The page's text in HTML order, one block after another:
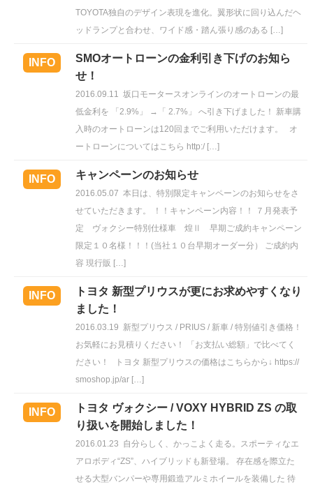
TOYOTA独自のデザイン表現を進化。翼形状に回り込んだヘ
ッドランプと合わせ、ワイド感・踏ん張り感のある […]
INFO
SMOオートローンの金利引き下げのお知ら
せ！
2016.09.11 坂口モータースオンラインのオートローンの最
低金利を 「2.9%」 →「 2.7%」 へ引き下げました！ 新車購
入時のオートローンは120回までご利用いただけます。 オ
ートローンについてはこちら http:/ […]
INFO キャンペーンのお知らせ
2016.05.07 本日は、特別限定キャンペーンのお知らせをさ
せていただきます。 ！！キャンペーン内容！！ ７月発表予
定 ヴォクシー特別仕様車 煌Ⅱ 早期ご成約キャンペーン
限定１０名様！！！(当社１０台早期オーダー分） ご成約内
容 現行販 […]
INFO
トヨタ 新型プリウスが更にお求めやすくなり
ました！
2016.03.19 新型プリウス / PRIUS / 新車 / 特別値引き価格！
お気軽にお見積りください！ 「お支払い総額」で比べてく
ださい！ トヨタ 新型プリウスの価格はこちらから↓ https://
smoshop.jp/ar […]
INFO
トヨタ ヴォクシー / VOXY HYBRID ZS の取
り扱いを開始しました！
2016.01.23 自分らしく、かっこよく走る。スポーティなエ
アロボディ“ZS”、ハイブリッドも新登場。 存在感を際立た
せる大型バンパーや専用鍛造アルミホイールを装備した 待